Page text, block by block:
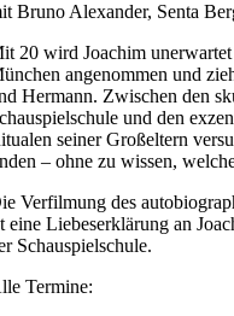
Bruno Alexander, Senta
20 wird Joachim
angenommen und
Hermann. Zwischen den
und den
seiner Großeltern
– ohne zu wissen,
Verfilmung des
eine Liebeserklärung an
Schauspielschule.
Termine: